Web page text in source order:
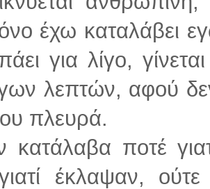
έχω καταλάβει
για λίγο,
λεπτών, αφού
πλευρά.
ποτέ
έκλαψαν,